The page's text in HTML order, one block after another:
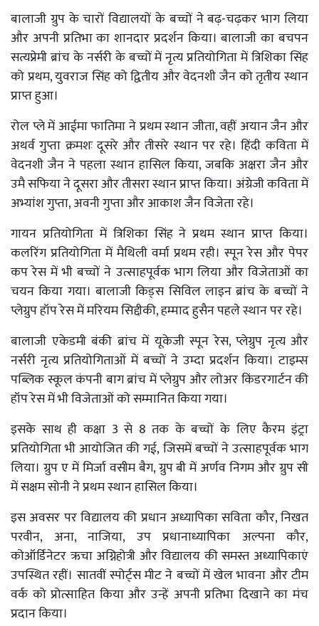
बालाजी ग्रुप के चारों विद्यालयों के बच्चों ने बढ़-चढ़कर भाग लिया
और अपनी प्रतिभा का शानदार प्रदर्शन किया। बालाजी का बचपन
सत्यप्रेमी ब्रांच के नर्सरी के बच्चों में नृत्य प्रतियोगिता में त्रिशिका सिंह
को प्रथम, युवराज सिंह को द्वितीय और वेदनशी जैन को तृतीय स्थान
प्राप्त हुआ।
रोल प्ले में आईमा फातिमा ने प्रथम स्थान जीता, वहीं अयान जैन और
अथर्व गुप्ता क्रमशः दूसरे और तीसरे स्थान पर रहे। हिंदी कविता में
वेदनशी जैन ने पहला स्थान हासिल किया, जबकि अक्षरा जैन और
उमै सफिया ने दूसरा और तीसरा स्थान प्राप्त किया। अंग्रेजी कविता में
अभ्यांश गुप्ता, अवनी गुप्ता और आकाश जैन विजेता रहे।
गायन प्रतियोगिता में त्रिशिका सिंह ने प्रथम स्थान प्राप्त किया।
कलरिंग प्रतियोगिता में मैथिली वर्मा प्रथम रही। स्पून रेस और पेपर
कप रेस में भी बच्चों ने उत्साहपूर्वक भाग लिया और विजेताओं का
चयन किया गया। बालाजी किड्स सिविल लाइन ब्रांच के बच्चों ने
प्लेग्रुप हॉप रेस में मरियम सिद्दीकी, हम्माद हुसैन पहले स्थान पर रहे।
बालाजी एकेडमी बंकी ब्रांच में यूकेजी स्पून रेस, प्लेग्रुप नृत्य और
नर्सरी नृत्य प्रतियोगिताओं में बच्चों ने उम्दा प्रदर्शन किया। टाइम्स
पब्लिक स्कूल कंपनी बाग ब्रांच में प्लेग्रुप और लोअर किंडरगार्टन की
हॉप रेस में भी विजेताओं को सम्मानित किया गया।
इसके साथ ही कक्षा 3 से 8 तक के बच्चों के लिए कैरम इंट्रा
प्रतियोगिता भी आयोजित की गई, जिसमें बच्चों ने उत्साहपूर्वक भाग
लिया। ग्रुप ए में मिर्जा वसीम बैग, ग्रुप बी में अर्णव निगम और ग्रुप सी
में सक्षम सोनी ने प्रथम स्थान हासिल किया।
इस अवसर पर विद्यालय की प्रधान अध्यापिका सविता कौर, निखत
परवीन, अना, नाजिया, उप प्रधानाध्यापिका अल्पना कौर,
कोऑर्डिनेटर ऋचा अग्निहोत्री और विद्यालय की समस्त अध्यापिकाएं
उपस्थित रहीं। सातवीं स्पोर्ट्स मीट ने बच्चों में खेल भावना और टीम
वर्क को प्रोत्साहित किया और उन्हें अपनी प्रतिभा दिखाने का मंच
प्रदान किया।